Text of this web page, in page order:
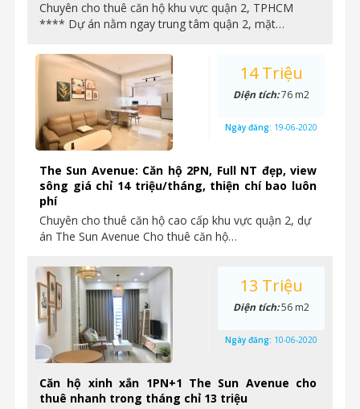
Chuyên cho thuê căn hộ khu vực quận 2, TPHCM
**** Dự án nằm ngay trung tâm quận 2, mặt…
The Sun Avenue: Căn hộ 2PN, Full NT đẹp, view
sông giá chỉ 14 triệu/tháng, thiện chí bao luôn
phí
Chuyên cho thuê căn hộ cao cấp khu vực quận 2, dự
án The Sun Avenue Cho thuê căn hộ…
14 Triệu
Diện tích:76 m2
Ngày đăng: 19-06-2020
Căn hộ xinh xắn 1PN+1 The Sun Avenue cho
thuê nhanh trong tháng chỉ 13 triệu
13 Triệu
Diện tích:56 m2
Ngày đăng: 10-06-2020